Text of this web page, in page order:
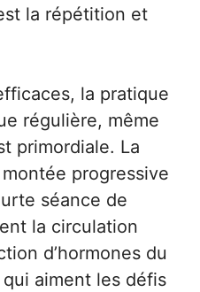
la répétition et
la pratique
régulière, même
primordiale. La
progressive
séance de
la circulation
d’hormones du
aiment les défis